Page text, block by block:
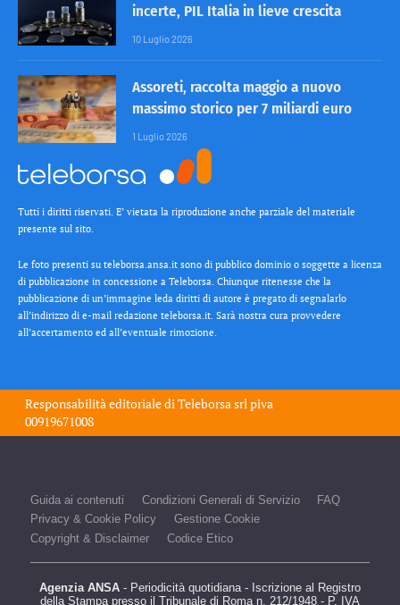
incerte, PIL Italia in lieve crescita
10 Luglio 2026
Assoreti, raccolta maggio a nuovo
massimo storico per 7 miliardi euro
1 Luglio 2026
Tutti i diritti riservati. E’ vietata la riproduzione anche parziale del materiale
presente sul sito.
Le foto presenti su teleborsa.ansa.it sono di pubblico dominio o soggette a licenza
di pubblicazione in concessione a Teleborsa. Chiunque ritenesse che la
pubblicazione di un’immagine leda diritti di autore è pregato di segnalarlo
all’indirizzo di e-mail redazione teleborsa.it. Sarà nostra cura provvedere
all’accertamento ed all’eventuale rimozione.
Responsabilità editoriale diTeleborsa srlpiva
00919671008
Guida ai contenuti Condizioni Generali di Servizio
FAQ
Privacy & Cookie Policy
Gestione Cookie
Copyright & Disclaimer
Codice Etico
Agenzia ANSA - Periodicità quotidiana - Iscrizione al Registro
della Stampa presso il Tribunale di Roma n. 212/1948 - P. IVA